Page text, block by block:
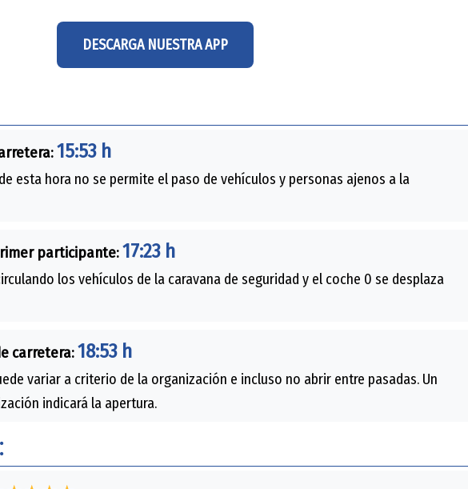
DESCARGA NUESTRA APP
15:53 h
esta hora no se permite el paso de vehículos y personas ajenos a la
participante:17:23 h
los vehículos de la caravana de seguridad y el coche 0 se desplaza
carretera:18:53 h
variar a criterio de la organización e incluso no abrir entre pasadas. Un
indicará la apertura.